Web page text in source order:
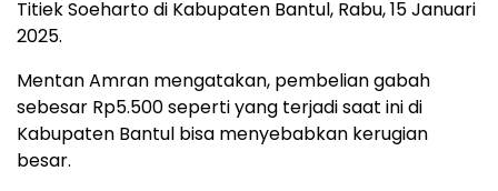
Titiek Soeharto di Kabupaten Bantul, Rabu, 15 Januari
2025.
Mentan Amran mengatakan, pembelian gabah
sebesar Rp5.500 seperti yang terjadi saat ini di
Kabupaten Bantul bisa menyebabkan kerugian
besar.